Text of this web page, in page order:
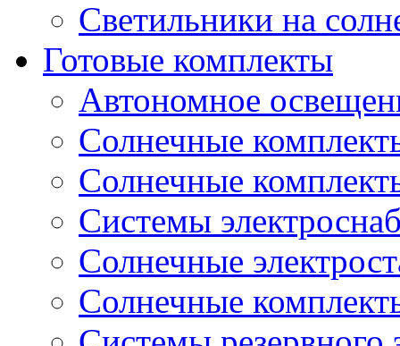
Светильники на
Готовые комплекты
Автономное
Солнечные
Солнечные
Системы
Cолнечные
Солнечные